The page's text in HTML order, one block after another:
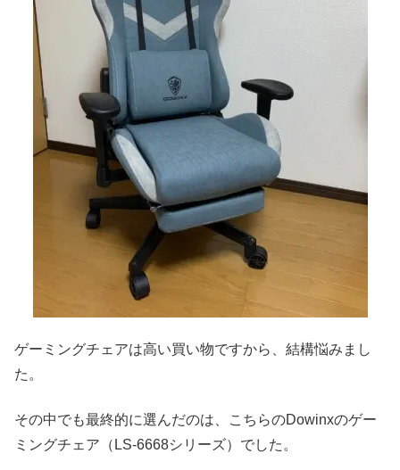
ゲーミングチェアは高い買い物ですから、結構悩みまし
た。
その中でも最終的に選んだのは、こちらのDowinxのゲー
ミングチェア（LS-6668シリーズ）でした。